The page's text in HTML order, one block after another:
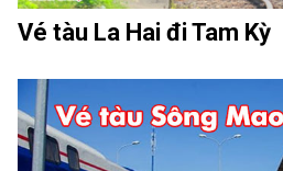
Vé tàu La Hai đi Tam Kỳ